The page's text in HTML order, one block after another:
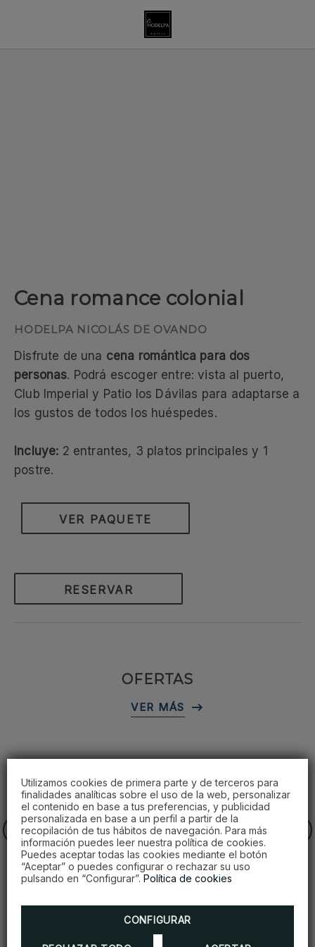
Utilizamos cookies de primera parte y de terceros para
finalidades analíticas sobre el uso de la web, personalizar
el contenido en base a tus preferencias, y publicidad
personalizada en base a un perfil a partir de la
recopilación de tus hábitos de navegación. Para más
información puedes leer nuestra política de cookies.
Puedes aceptar todas las cookies mediante el botón
“Aceptar” o puedes configurar o rechazar su uso
pulsando en “Configurar”. Política de cookies
CONFIGURAR
Cena romance colonial
HODELPA NICOLÁS DE OVANDO
Disfrute de una cena romántica para dos
personas. Podrá escoger entre: vista al puerto,
Club Imperial y Patio los Dávilas para adaptarse a
los gustos de todos los huéspedes.
Incluye: 2 entrantes, 3 platos principales y 1
postre.
VER PAQUETE
RESERVAR
OFERTAS